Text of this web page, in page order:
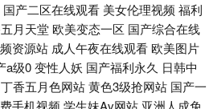
夜激情影院 在线影院av 91在线视频视频 国
字幕 午夜第一页 91豆花吃瓜 www超碰97
国产二区在线观看 美女伦理视频 福利
月天堂 欧美变态一区 国产综合在线
资源站 成人午夜在线观看 欧美图片
a级0变性人妖 国产福利永久 日韩中
丁香五月色网站黄色3级抢网站 国产一
手机视频 学生妹Av网站 亚洲人成免